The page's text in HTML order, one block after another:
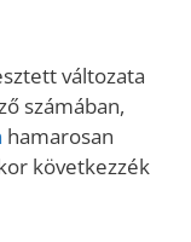
változata
számában,
hamarosan
következzék